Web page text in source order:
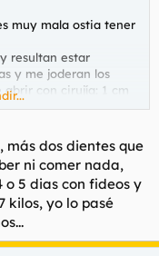
muy mala ostia tener
resultan estar
y me joderan los
con cirujía: 1 cm
a sacar, y
hacer una vida
me podré afeitar,
SERÁ
más dos dientes que
ni comer nada,
5 dias con fideos y
kilos, yo lo pasé